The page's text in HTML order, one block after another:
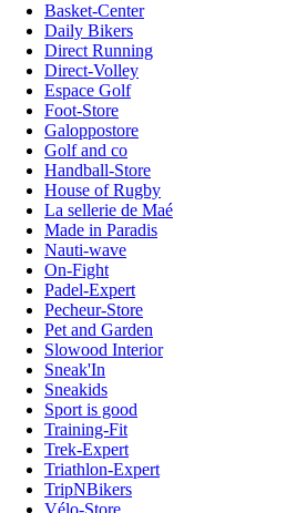
Basket-Center
Daily Bikers
Direct Running
Direct-Volley
Espace Golf
Foot-Store
Galoppostore
Golf and co
Handball-Store
House of Rugby
La sellerie de Maé
Made in Paradis
Nauti-wave
On-Fight
Padel-Expert
Pecheur-Store
Pet and Garden
Slowood Interior
Sneak'In
Sneakids
Sport is good
Training-Fit
Trek-Expert
Triathlon-Expert
TripNBikers